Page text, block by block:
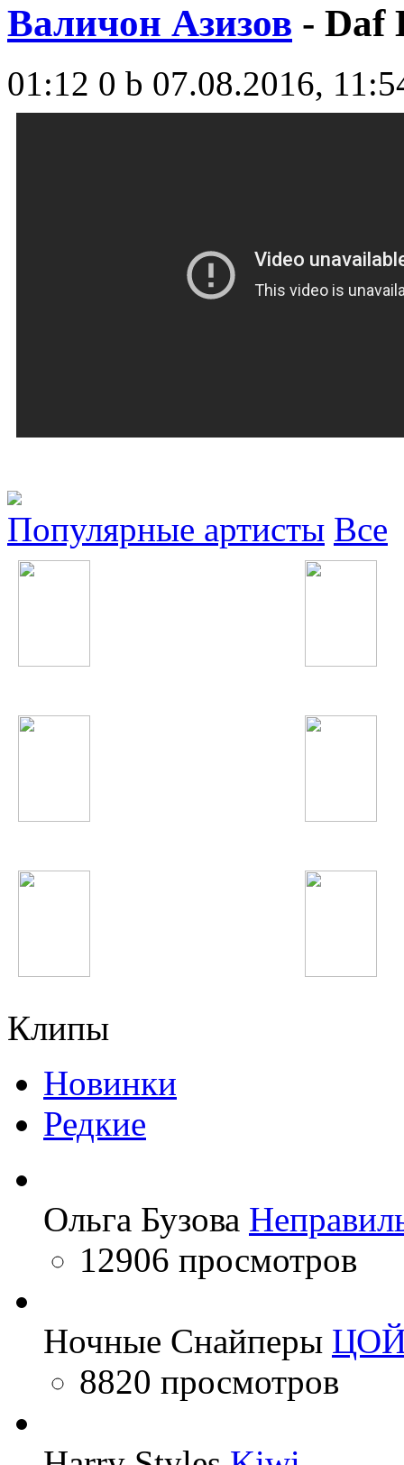
Валичон Азизов - Daf
01:12 0 b 07.08.2016,
Популярные артисты Все
Клипы
Новинки
Редкие
Ольга Бузова
12906 просмотров
Ночные Снайперы
8820 просмотров